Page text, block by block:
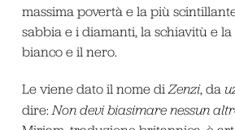
massima povertà e la più
sabbia e i diamanti, la schiavitù e
bianco e il nero.
Le viene dato il nome diZenzi, da
dire:Non devi biasimare nessun